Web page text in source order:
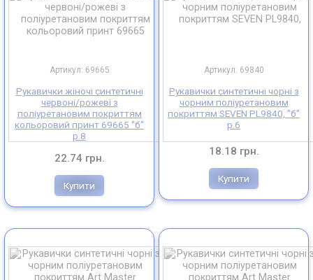
Артикул: 69665
Рукавички жіночі синтетичні
червоні/рожеві з
поліуретановим покриттям
кольоровий принт 69665 "б"
р.8
22.74 грн.
Купити
Артикул: 69840
Рукавички синтетичні чорні з
чорним поліуретановим
покриттям SEVEN PL9840, "б"
р.6
18.18 грн.
Купити